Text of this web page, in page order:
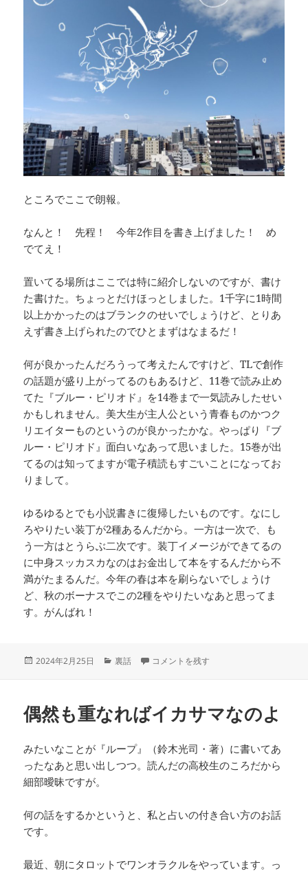
ところでここで朗報。
なんと！ 先程！ 今年2作目を書き上げました！ め
でてえ！
置いてる場所はここでは特に紹介しないのですが、書け
た書けた。ちょっとだけほっとしました。1千字に1時間
以上かかったのはブランクのせいでしょうけど、とりあ
えず書き上げられたのでひとまずはなまるだ！
何が良かったんだろうって考えたんですけど、TLで創作
の話題が盛り上がってるのもあるけど、11巻で読み止め
てた『ブルー・ピリオド』を14巻まで一気読みしたせい
かもしれません。美大生が主人公という青春ものかつク
リエイターものというのが良かったかな。やっぱり『ブ
ルー・ピリオド』面白いなあって思いました。15巻が出
てるのは知ってますが電子積読もすごいことになってお
りまして。
ゆるゆるとでも小説書きに復帰したいものです。なにし
ろやりたい装丁が2種あるんだから。一方は一次で、も
う一方はとうらぶ二次です。装丁イメージができてるの
に中身スッカスカなのはお金出して本をするんだから不
満がたまるんだ。今年の春は本を刷らないでしょうけ
ど、秋のボーナスでこの2種をやりたいなあと思ってま
す。がんばれ！
投
2024年2月25日
カ
ー
裏話 やっぱり小説が書きたい に
コメントを残す
偶然も重なればイカサマなのよ
みたいなことが『ループ』（鈴木光司・著）に書いてあ
ったなあと思い出しつつ。読んだの高校生のころだから
細部曖昧ですが。
何の話をするかというと、私と占いの付き合い方のお話
です。
最近、朝にタロットでワンオラクルをやっています。っ